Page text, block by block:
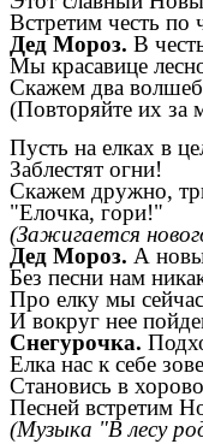
Встретим честь по
Дед Мороз. В
Мы красавице
Скажем два
(Повторяйте их за
Пусть на елках в
Заблестят огни!
Скажем дружно,
"Елочка, гори!"
(Зажигается
Дед Мороз. А
Без песни нам
Про елку мы
И вокруг нее
Снегурочка.
Елка нас к себе
Становись в
Песней встретим
(Музыка "В лесу